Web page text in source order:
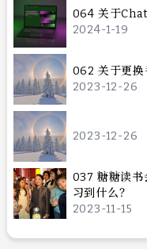
064 关于
2024-1-19
062 关于更换
2023-12-26
2023-12-26
037 糖糖读书
习到什么？
2023-11-15